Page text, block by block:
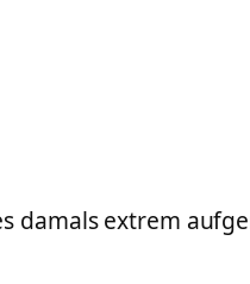
damals extrem